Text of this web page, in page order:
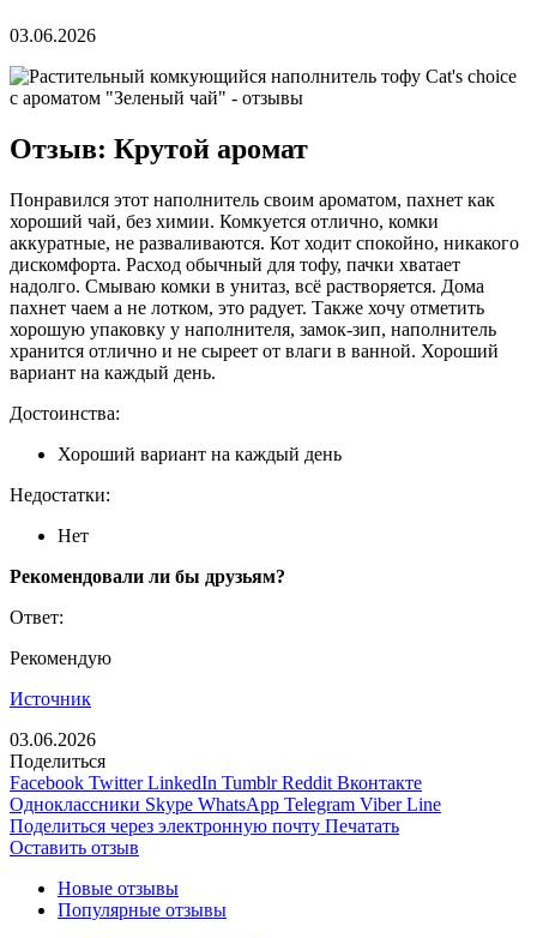
03.06.2026
Отзыв: Крутой аромат
Понравился этот наполнитель своим ароматом, пахнет как
хороший чай, без химии. Комкуется отлично, комки
аккуратные, не разваливаются. Кот ходит спокойно, никакого
дискомфорта. Расход обычный для тофу, пачки хватает
надолго. Смываю комки в унитаз, всё растворяется. Дома
пахнет чаем а не лотком, это радует. Также хочу отметить
хорошую упаковку у наполнителя, замок-зип, наполнитель
хранится отлично и не сыреет от влаги в ванной. Хороший
вариант на каждый день.
Достоинства:
Хороший вариант на каждый день
Недостатки:
Нет
Рекомендовали ли бы друзьям?
Ответ:
Рекомендую
Источник
03.06.2026
Поделиться
Facebook Twitter LinkedIn Tumblr Reddit Вконтакте
Одноклассники Skype WhatsApp Telegram Viber Line
Поделиться через электронную почту Печатать
Оставить отзыв
Новые отзывы
Популярные отзывы